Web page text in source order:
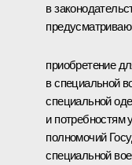
в
приобретение
в специальной
специальной
и потребностям
полномочий
специальной